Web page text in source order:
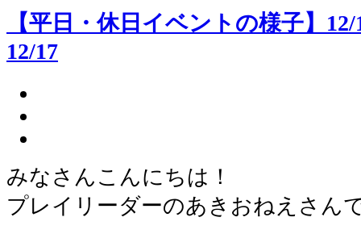
【平日・休日イベントの様子】12/
12/17
みなさんこんにちは！
プレイリーダーのあきおねえさん